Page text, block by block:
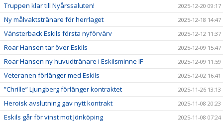
Truppen klar till Nyårssaluten! 2025-12-20 09:17
Ny målvaktstränare för herrlaget 2025-12-18 14:47
Vänsterback Eskils första nyförvärv 2025-12-12 11:37
Roar Hansen tar över Eskils 2025-12-09 15:47
Roar Hansen ny huvudtränare i Eskilsminne IF 2025-12-09 11:59
Veteranen förlänger med Eskils 2025-12-02 16:41
”Chrille” Ljungberg förlänger kontraktet 2025-11-26 13:13
Heroisk avslutning gav nytt kontrakt 2025-11-08 20:23
Eskils går för vinst mot Jönköping 2025-11-08 07:24